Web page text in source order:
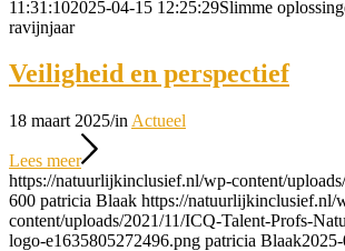
11:31:102025-04-15 12:25:29Slimme
ravijnjaar
Veiligheid en perspectief
18 maart 2025/in Actueel
Lees meer
https://natuurlijkinclusief.nl/wp-content/
600 patricia Blaak https://natuurlijkinclusief.nl/
content/uploads/2021/11/ICQ-Talent-Profs-
logo-e1635805272496.png patricia Blaak